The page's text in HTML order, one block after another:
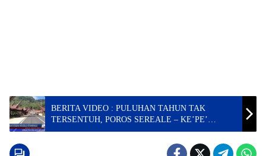
BERITA VIDEO : PULUHAN TAHUN TAK
TERSENTUH, POROS SEREALE – KE’PE’
AKHIRNYA MULUS